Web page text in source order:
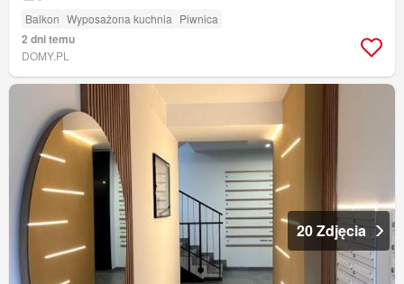
Balkon Wyposażona kuchnia Piwnica
2 dni temu
DOMY.PL
20 Zdjęcia